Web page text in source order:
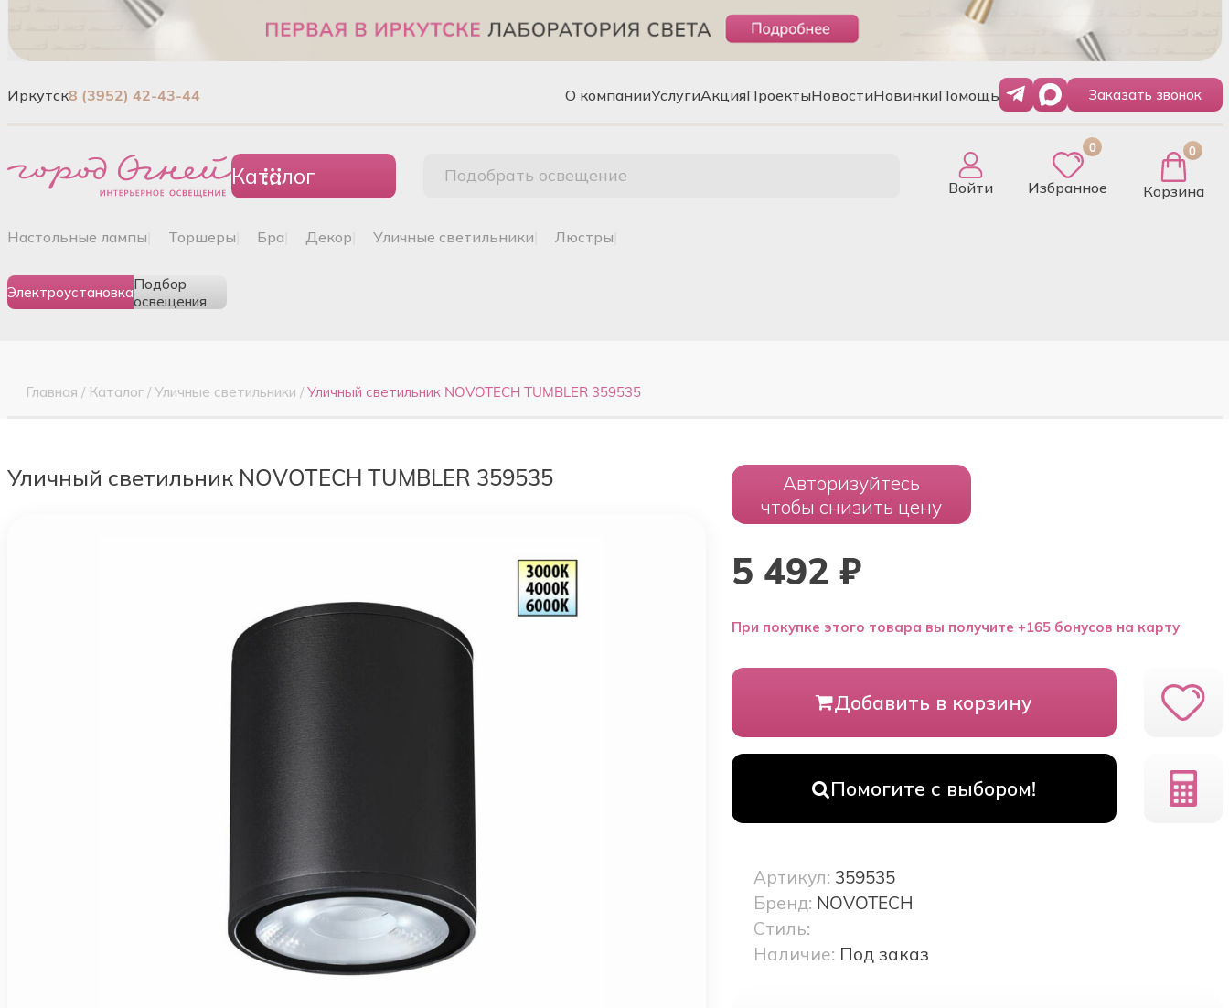
Иркутск8 (3952) 42-43-44 О компанииУслугиАкцияПроектыНовостиНовинкиПомощь Заказать звонок
Каталог Подобрать освещение
Войти
0
Избранное
0
Корзина
настольные лампы торшеры бра декор уличные светильники люстры
ЭлектроустановкаПодбор
освещения
Главная / Каталог / Уличные светильники / Уличный светильник NOVOTECH TUMBLER 359535
Уличный светильник NOVOTECH TUMBLER 359535
Авторизуйтесь
чтобы снизить цену
5 492 ₽
При покупке этого товара вы получите +165 бонусов на карту
Добавить в корзину
Помогите с выбором!
Артикул: 359535
Бренд: NOVOTECH
Стиль:
Наличие: Под заказ